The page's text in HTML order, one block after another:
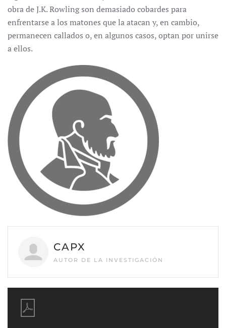
obra de J.K. Rowling son demasiado cobardes para
enfrentarse a los matones que la atacan y, en cambio,
permanecen callados o, en algunos casos, optan por unirse
a ellos.
CAPX
AUTOR DE LA INVESTIGACIÓN